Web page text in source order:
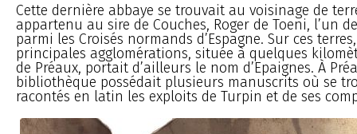
Cette dernière abbaye se trouvait au voisinage de
appartenu au sire de Couches, Roger de Toeni, l’un
parmi les Croisés normands d’Espagne. Sur ces
principales agglomérations, située à quelques
de Préaux, portait d’ailleurs le nom d’Epaignes. À
bibliothèque possédait plusieurs manuscrits où se
racontés en latin les exploits de Turpin et de ses